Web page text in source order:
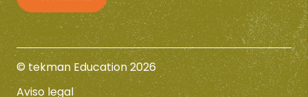
© tekman Education 2026
Aviso legal